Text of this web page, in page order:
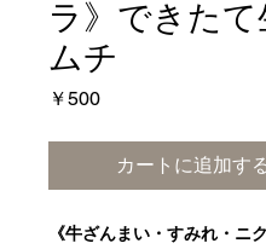
ラ》できたて
ムチ
￥500価
カートに追加す
《牛ざんまい・すみれ・ニ